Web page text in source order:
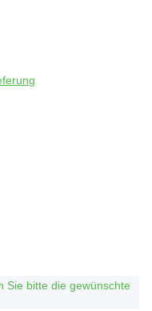
Sie bitte die gewünschte